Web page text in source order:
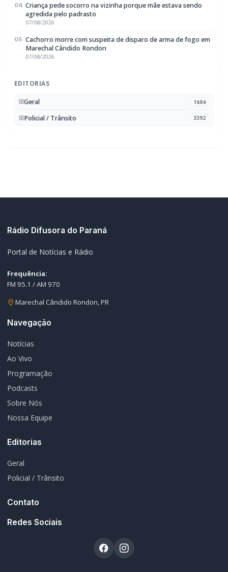
04 Criança pede socorro na vizinha porque mãe estava sendo
agredida pelo padrasto
07/08/2026
05 Cachorro morre com suspeita de disparo de arma de fogo em
Marechal Cândido Rondon
07/08/2026
EDITORIAS
Geral 1604
Policial / Trânsito 3392
Rádio Difusora do Paraná
Portal de Notícias e Rádio
Frequência:
FM 95.1 / AM 970
Marechal Cândido Rondon, PR
Navegação
Notícias
Ao Vivo
Programação
Podcasts
Sobre Nós
Nossa Equipe
Editorias
Geral
Policial / Trânsito
Contato
Redes Sociais